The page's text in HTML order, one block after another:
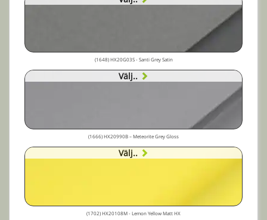
(1648) HX20G03S - Santi Grey Satin
Välj..
(1666) HX20990B – Meteorite Grey Gloss
Välj..
(1702) HX20108M - Lemon Yellow Matt HX